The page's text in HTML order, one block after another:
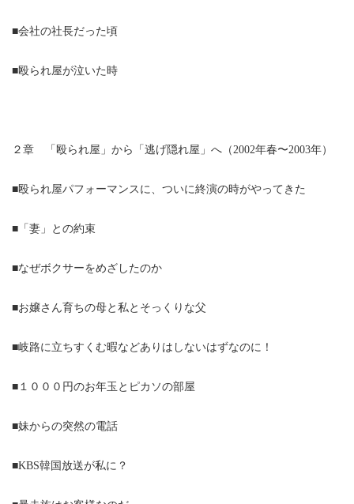
■会社の社長だった頃
■殴られ屋が泣いた時
２章 「殴られ屋」から「逃げ隠れ屋」へ（2002年春〜2003年）
■殴られ屋パフォーマンスに、ついに終演の時がやってきた
■「妻」との約束
■なぜボクサーをめざしたのか
■お嬢さん育ちの母と私とそっくりな父
■岐路に立ちすくむ暇などありはしないはずなのに！
■１０００円のお年玉とピカソの部屋
■妹からの突然の電話
■KBS韓国放送が私に？